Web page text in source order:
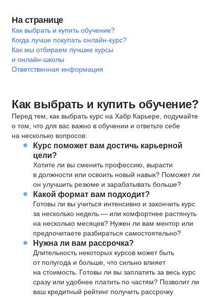
На странице
Как выбрать и купить обучение?
Когда лучше покупать онлайн-курс?
Как мы отбираем лучшие курсы
и онлайн-школы
Ответственная информация
Как выбрать и купить обучение?
Перед тем, как выбрать курс на Хабр Карьере, подумайте
о том, что для вас важно в обучении и ответьте себе
на несколько вопросов:
Курс поможет вам достичь карьерной
цели?
Хотите ли вы сменить профессию, вырасти
в должности или освоить новый навык? Поможет ли
он улучшить резюме и зарабатывать больше?
Какой формат вам подходит?
Готовы ли вы учиться интенсивно и закончить курс
за несколько недель — или комфортнее растянуть
на несколько месяцев? Нужен ли вам ментор или
предпочитаете разбираться самостоятельно?
Нужна ли вам рассрочка?
Длительность некоторых курсов может быть
от полугода и больше, что сильно влияет
на стоимость. Готовы ли вы заплатить за весь курс
сразу или удобнее платить по частям? Позволит ли
ваш кредитный рейтинг получить рассрочку